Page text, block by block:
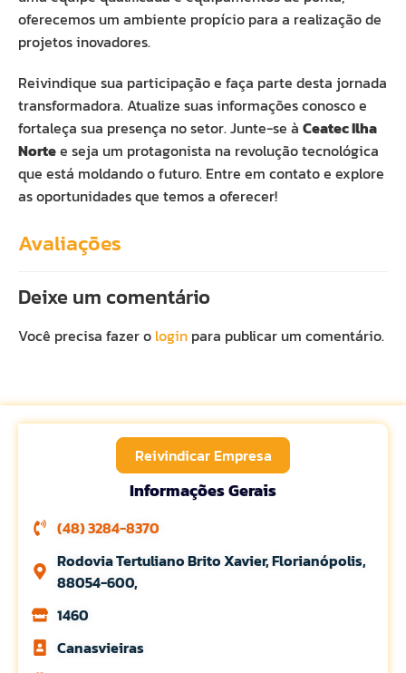
oferecemos um ambiente propício para a realização de
projetos inovadores.
Reivindique sua participação e faça parte desta jornada
transformadora. Atualize suas informações conosco e
fortaleça sua presença no setor. Junte-se à Ceatec Ilha
Nortee seja um protagonista na revolução tecnológica
que está moldando o futuro. Entre em contato e explore
as oportunidades que temos a oferecer!
Avaliações
Deixe um comentário
Você precisa fazer o login para publicar um comentário.
Reivindicar Empresa
Informações Gerais
(48) 3284-8370
Rodovia Tertuliano Brito Xavier, Florianópolis,
88054-600,
1460
Canasvieiras